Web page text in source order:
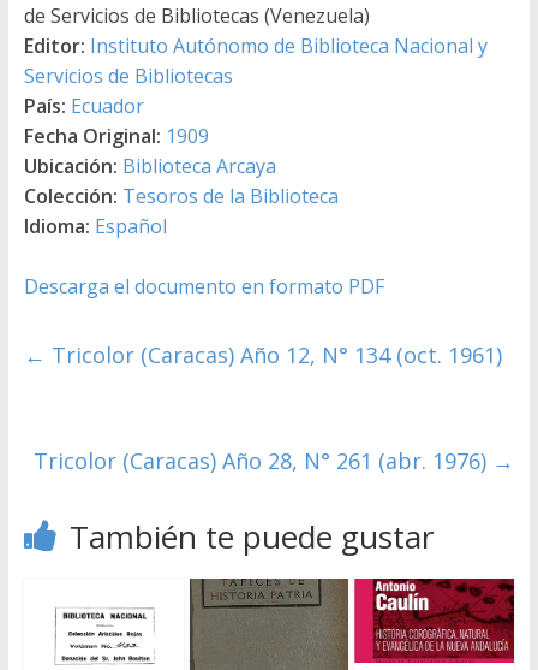
de Servicios de Bibliotecas (Venezuela)
Editor: Instituto Autónomo de Biblioteca Nacional y
Servicios de Bibliotecas
País: Ecuador
Fecha Original: 1909
Ubicación: Biblioteca Arcaya
Colección: Tesoros de la Biblioteca
Idioma: Español
Descarga el documento en formato PDF
← Tricolor (Caracas) Año 12, N° 134 (oct. 1961)
Tricolor (Caracas) Año 28, N° 261 (abr. 1976) →
También te puede gustar